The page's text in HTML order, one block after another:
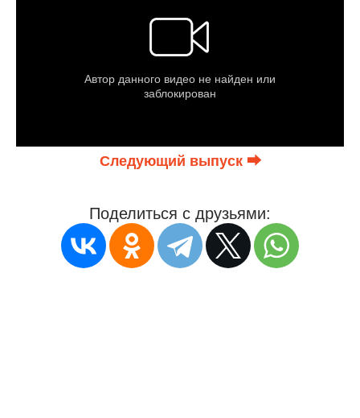
Следующий выпуск ⮕
Поделиться с друзьями: